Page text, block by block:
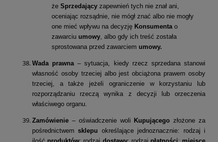
że Sprzedający zapewnień tych nie znał ani,
oceniając rozsądnie, nie mógł znać albo nie mogły
one mieć wpływu na decyzję Konsumenta o
zawarciu umowy , albo gdy ich treść została
sprostowana przed zawarciem umowy.
Wada prawna – sytuacja, kiedy rzecz sprzedana stanowi
własność osoby trzeciej albo jest obciążona prawem osoby
trzeciej, a także jeżeli ograniczenie w korzystaniu lub
rozporządzaniu rzeczą wynika z decyzji lub orzeczenia
właściwego organu.
Zamówienie – oświadczenie woli Kupującegozłożone za
pośrednictwemsklepu określające jednoznacznie: rodzaj i